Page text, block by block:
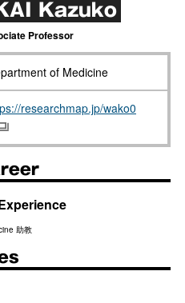
Kazuko
Professor
of Medicine
researchmap.jp/wako0
助教